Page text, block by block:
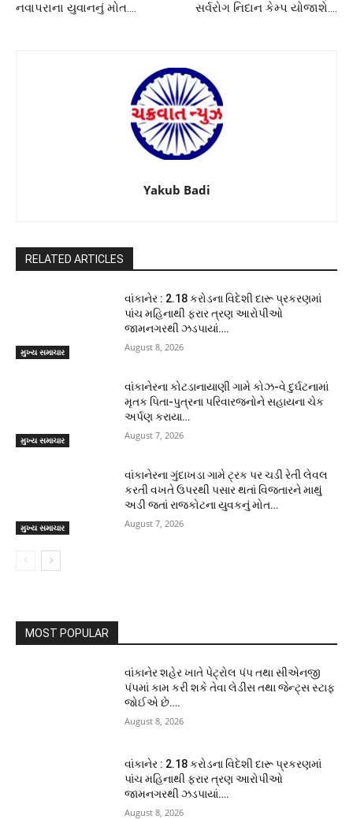
નવાપરાના યુવાનનું મોત….
સર્વરોગ નિદાન કેમ્પ યોજાશે….
Yakub Badi
RELATED ARTICLES
મુખ્ય સમાચાર
વાંકાનેર : 2.18 કરોડના વિદેશી દારૂ પ્રકરણમાં
પાંચ મહિનાથી ફરાર ત્રણ આરોપીઓ
જામનગરથી ઝડપાયાં….
August 8, 2026
મુખ્ય સમાચાર
વાંકાનેરના કોટડાનાયાણી ગામે કોઝ-વે દુર્ઘટનામાં
મૃતક પિતા-પુત્રના પરિવારજનોને સહાયના ચેક
અર્પણ કરાયા…
August 7, 2026
મુખ્ય સમાચાર
વાંકાનેરના ગુંદાખડા ગામે ટ્રક પર ચડી રેતી લેવલ
કરતી વખતે ઉપરથી પસાર થતાં વિજતારને માથું
અડી જતાં રાજકોટના યુવકનું મોત…
August 7, 2026
MOST POPULAR
વાંકાનેર શહેર ખાતે પેટ્રોલ પંપ તથા સીએનજી
પંપમાં કામ કરી શકે તેવા લેડીસ તથા જેન્ટ્સ સ્ટાફ
જોઈએ છે….
August 8, 2026
વાંકાનેર : 2.18 કરોડના વિદેશી દારૂ પ્રકરણમાં
પાંચ મહિનાથી ફરાર ત્રણ આરોપીઓ
જામનગરથી ઝડપાયાં….
August 8, 2026